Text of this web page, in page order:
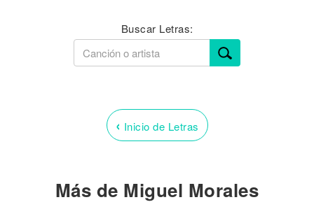
Buscar Letras:
‹ Inicio de Letras
Más de Miguel Morales